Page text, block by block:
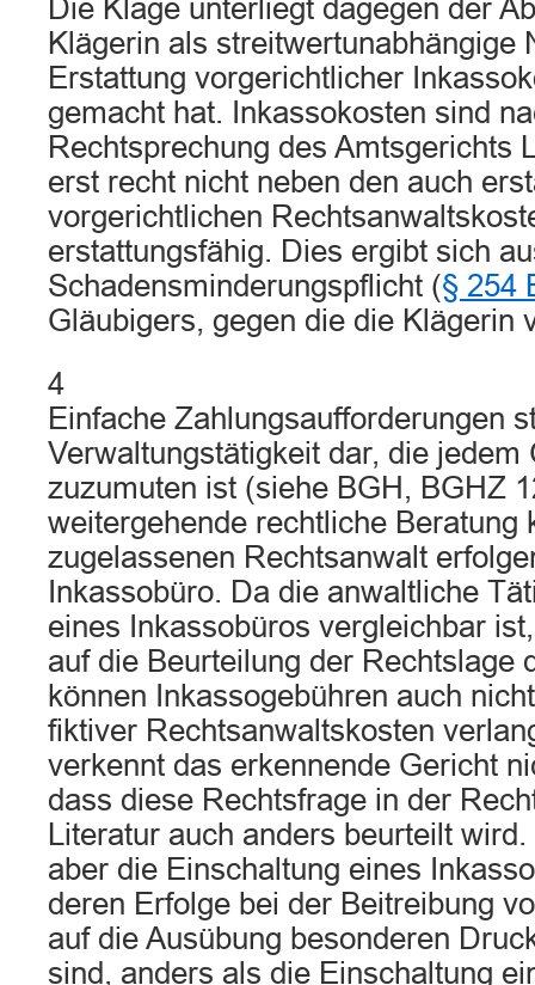
Die Klage unterliegt dagegen der
Klägerin als streitwertunabhängige
Erstattung vorgerichtlicher
gemacht hat. Inkassokosten sind
Rechtsprechung des Amtsgerichts
erst recht nicht neben den auch
vorgerichtlichen
erstattungsfähig. Dies ergibt sich
Schadensminderungspflicht (§ 254
Gläubigers, gegen die die Klägerin
4
Einfache Zahlungsaufforderungen
Verwaltungstätigkeit dar, die jedem
zuzumuten ist (siehe BGH, BGHZ
weitergehende rechtliche Beratung
zugelassenen Rechtsanwalt
Inkassobüro. Da die anwaltliche
eines Inkassobüros vergleichbar
auf die Beurteilung der Rechtslage
können Inkassogebühren auch
fiktiver Rechtsanwaltskosten
verkennt das erkennende Gericht
dass diese Rechtsfrage in der
Literatur auch anders beurteilt
aber die Einschaltung eines
deren Erfolge bei der Beitreibung
auf die Ausübung besonderen
sind, anders als die Einschaltung